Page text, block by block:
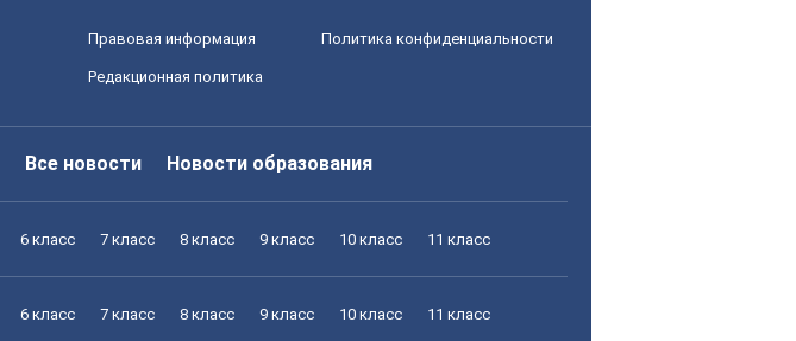
Правовая информация Политика конфиденциальности
Редакционная политика
Все новости Новости образования
6 класс 7 класс 8 класс 9 класс 10 класс 11 класс
6 класс 7 класс 8 класс 9 класс 10 класс 11 класс